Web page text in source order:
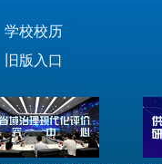
学校校历
旧版入口